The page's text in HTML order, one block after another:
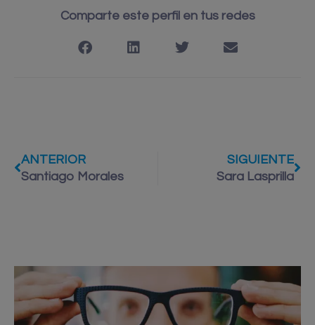
Comparte este perfil en tus redes
ANTERIOR
Santiago Morales
SIGUIENTE
Sara Lasprilla